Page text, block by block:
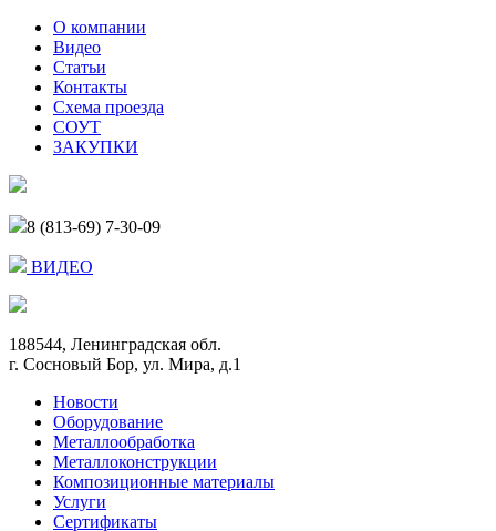
О компании
Видео
Статьи
Контакты
Схема проезда
СОУТ
ЗАКУПКИ
8 (813-69) 7-30-09
ВИДЕО
188544, Ленинградская обл.
г. Сосновый Бор, ул. Мира, д.1
Новости
Оборудование
Металлообработка
Металлоконструкции
Композиционные материалы
Услуги
Сертификаты